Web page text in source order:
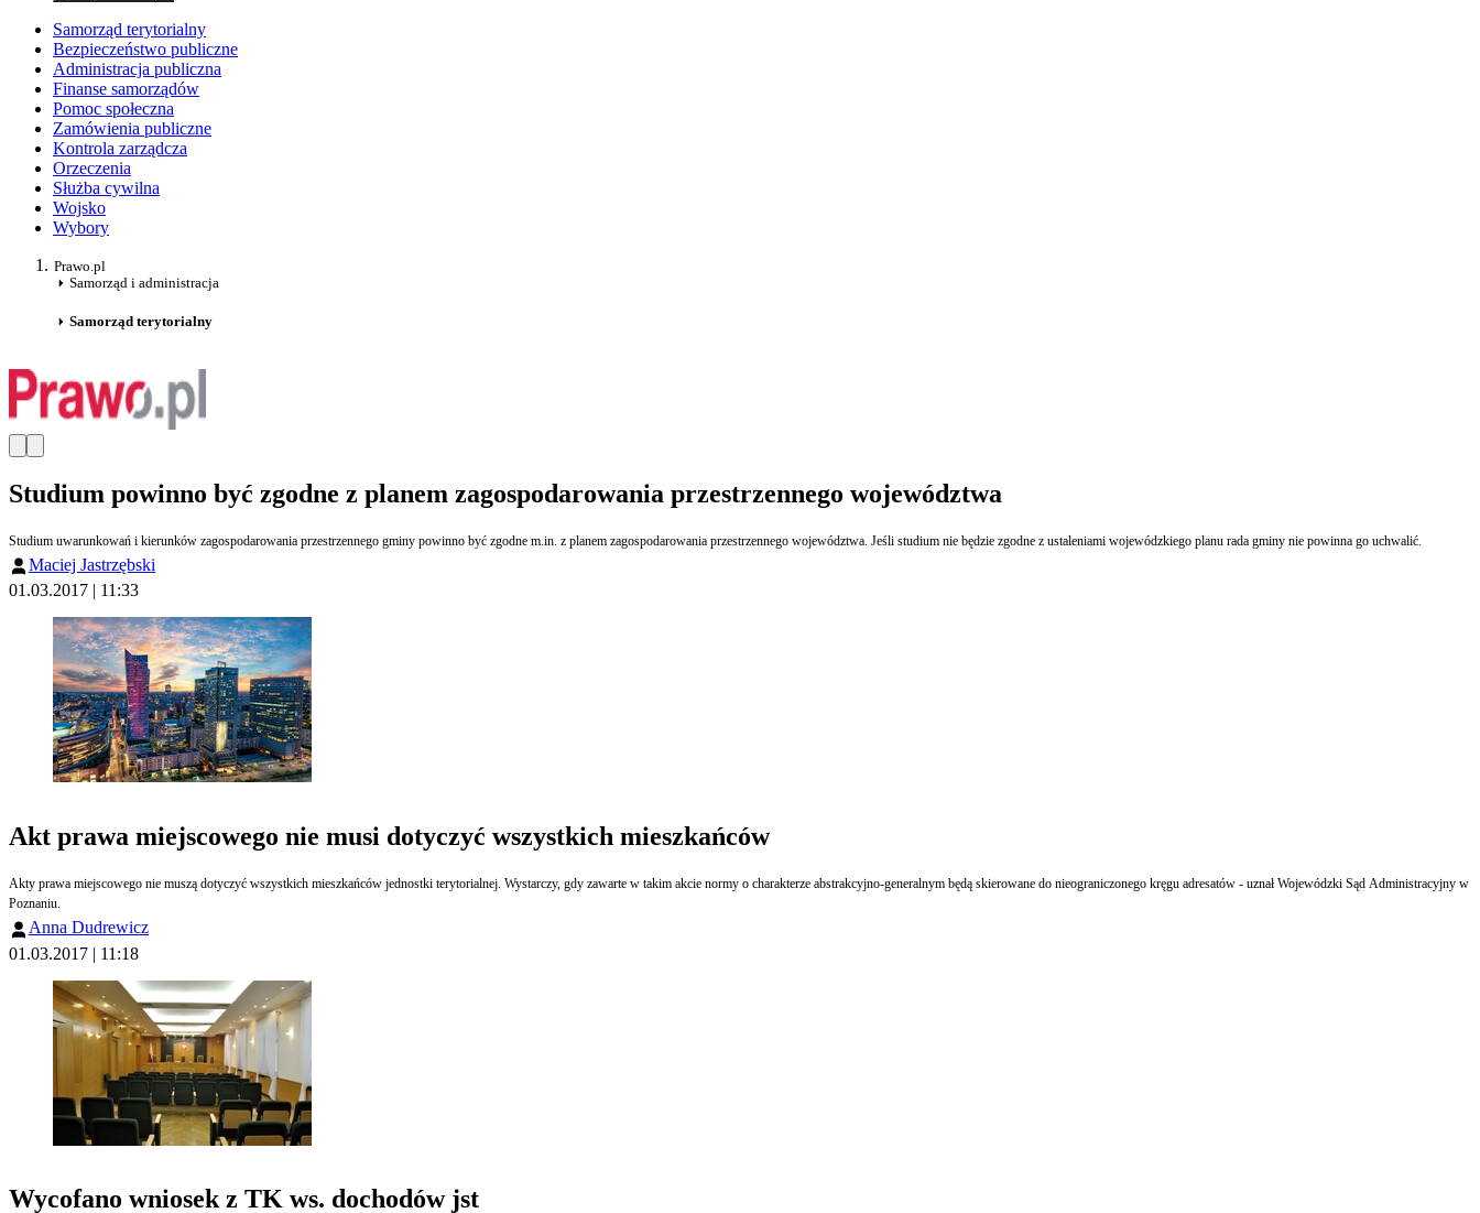
- rejestracja i logowanie do serwisu
Samorząd terytorialny
Bezpieczeństwo publiczne
Administracja publiczna
Finanse samorządów
Pomoc społeczna
Zamówienia publiczne
Kontrola zarządcza
Orzeczenia
Służba cywilna
Wojsko
Wybory
Prawo.pl
Samorząd i administracja
Samorząd terytorialny
Studium powinno być zgodne z planem zagospodarowania przestrzennego województwa
Studium uwarunkowań i kierunków zagospodarowania przestrzennego gminy powinno być zgodne m.in. z planem zagospodarowania przestrzennego województwa. Jeśli studium nie będzie zgodne z ustaleniami wojewódzkiego planu rada gminy nie powinna go uchwalić.
Maciej Jastrzębski
01.03.2017 | 11:33
Akt prawa miejscowego nie musi dotyczyć wszystkich mieszkańców
Akty prawa miejscowego nie muszą dotyczyć wszystkich mieszkańców jednostki terytorialnej. Wystarczy, gdy zawarte w takim akcie normy o charakterze abstrakcyjno-generalnym będą skierowane do nieograniczonego kręgu adresatów - uznał Wojewódzki Sąd Administracyjny w
Poznaniu.
Anna Dudrewicz
01.03.2017 | 11:18
Wycofano wniosek z TK ws. dochodów jst